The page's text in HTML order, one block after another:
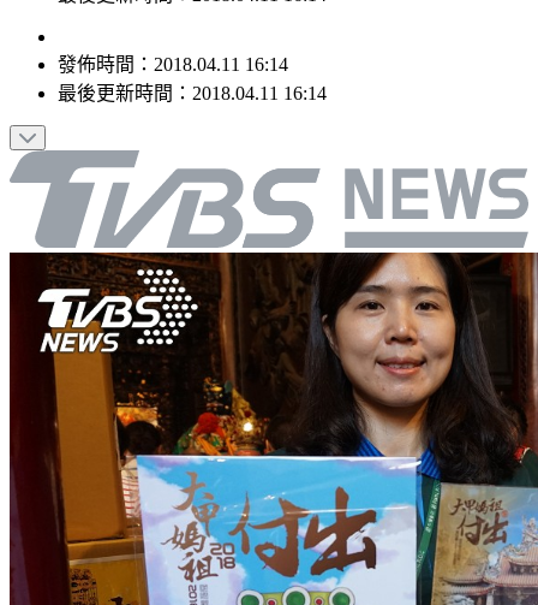
發佈時間： 2018.04.11 16:14
最後更新時間： 2018.04.11 16:14